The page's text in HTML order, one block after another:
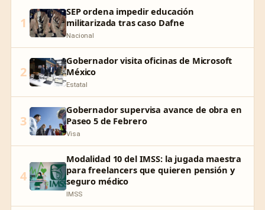
1
SEP ordena impedir educación
militarizada tras caso Dafne
Nacional
2
Gobernador visita oficinas de Microsoft
México
Estatal
3
Gobernador supervisa avance de obra en
Paseo 5 de Febrero
Visa
4
Modalidad 10 del IMSS: la jugada maestra
para freelancers que quieren pensión y
seguro médico
IMSS